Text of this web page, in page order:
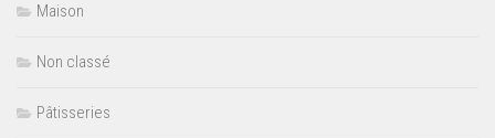
Maison
Non classé
Pâtisseries